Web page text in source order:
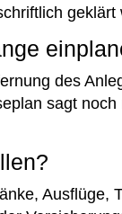
geklärt
des
sagt
Ausflüge,